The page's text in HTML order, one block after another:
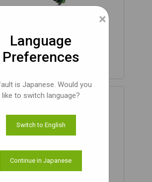
NVIDIA® Jetson Orin™ NX
×
Language
Preferences
is Japanese. Would you
like to switch language?
Switch to English
Continue in Japanese